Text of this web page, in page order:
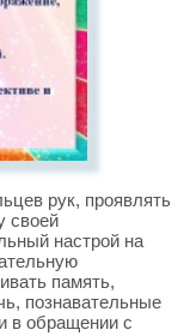
рук, проявлять
своей
настрой на
память,
познавательные
в обращении с